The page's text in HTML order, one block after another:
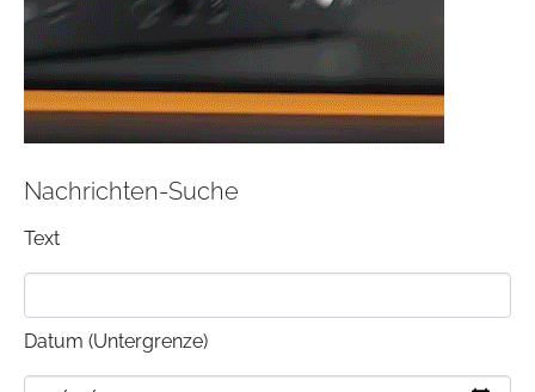
Nachrichten-Suche
Text
Datum (Untergrenze)